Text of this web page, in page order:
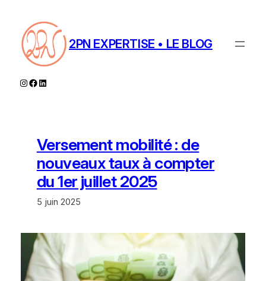
contenu
2PN EXPERTISE • LE BLOG
Instagram
Facebook
LinkedIn
Versement mobilité : de
nouveaux taux à compter
du 1er juillet 2025
5 juin 2025